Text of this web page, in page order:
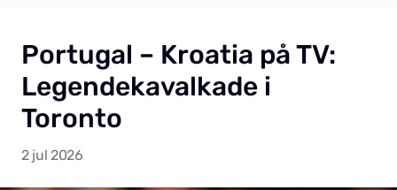
Portugal – Kroatia på TV:
Legendekavalkade i
Toronto
2 jul 2026